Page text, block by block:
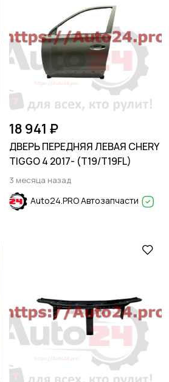
18 941 ₽
ДВЕРЬ ПЕРЕДНЯЯ ЛЕВАЯ CHERY
TIGGO 4 2017- (T19/T19FL)
3 месяца назад
Auto24.PRO Автозапчасти